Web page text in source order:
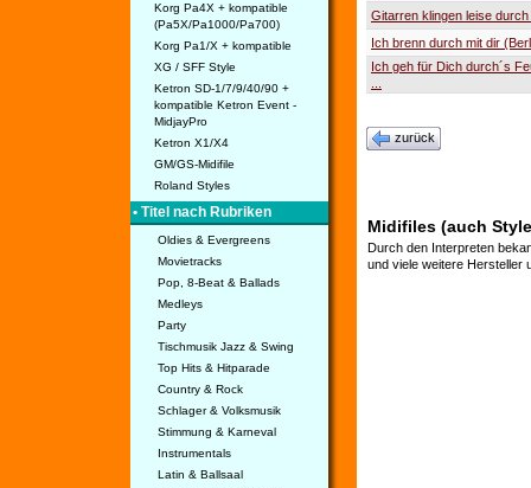
Korg Pa4X + kompatible
(Pa5X/Pa1000/Pa700)
Korg Pa1/X + kompatible
XG / SFF Style
Ketron SD-1/7/9/40/90 +
kompatible Ketron Event -
MidjayPro
Ketron X1/X4
GM/GS-Midifile
Roland Styles
• Titel nach Rubriken
Oldies & Evergreens
Movietracks
Pop, 8-Beat & Ballads
Medleys
Party
Tischmusik Jazz & Swing
Top Hits & Hitparade
Country & Rock
Schlager & Volksmusik
Stimmung & Karneval
Instrumentals
Latin & Ballsaal
Gitarren klingen leise
Ich brenn durch mit dir
Ich geh für Dich durch´s
zurück
Midifiles (auch
Durch den Interpreten
und viele weitere Hersteller